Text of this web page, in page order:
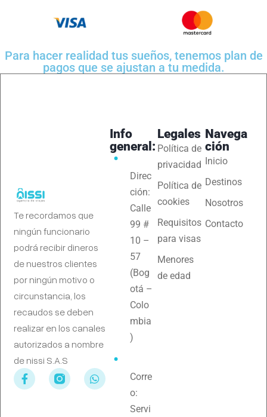
Para hacer realidad tus sueños, tenemos plan de
pagos que se ajustan a tu medida.
Te recordamos que
ningún funcionario
podrá recibir dineros
de nuestros clientes
por ningún motivo o
circunstancia, los
recaudos se deben
realizar en los canales
autorizados a nombre
de nissi S.A.S
Navega
ción
Inicio
Destinos
Nosotros
Contacto
Legales
Política de
privacidad
Política de
cookies
Requisitos
para visas
Menores
de edad
Info
general:
Direc
ción:
Calle
99 #
10 –
57
(Bog
otá –
Colo
mbia
)
Corre
o:
Servi